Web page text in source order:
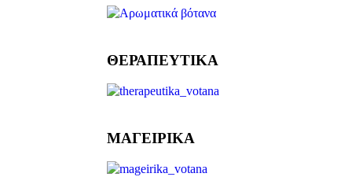
ΘΕΡΑΠΕΥΤΙΚΑ
ΜΑΓΕΙΡΙΚΑ